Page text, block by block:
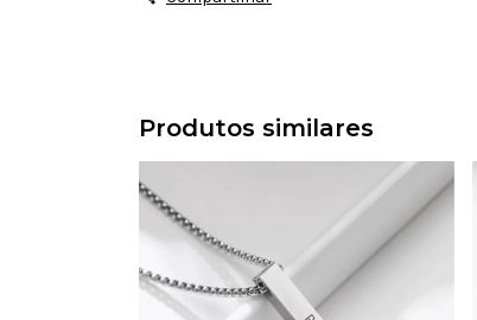
Produtos similares